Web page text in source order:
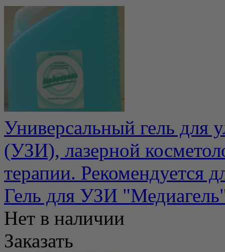
Универсальный гель для
(УЗИ), лазерной
терапии. Рекомендуется
Гель для УЗИ
Нет в наличии
Заказать